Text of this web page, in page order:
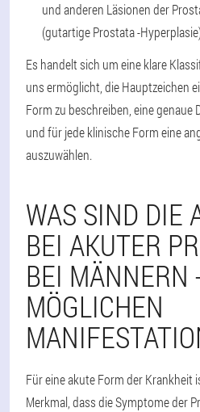
und anderen Läsionen der
(gutartige Prostata -
Es handelt sich um eine klare
uns ermöglicht, die Hauptzeichen
Form zu beschreiben, eine
und für jede klinische Form eine
auszuwählen.
WAS SIND DIE
BEI AKUTER
BEI MÄNNERN
MÖGLICHEN
Für eine akute Form der Krankheit
Merkmal, dass die Symptome der